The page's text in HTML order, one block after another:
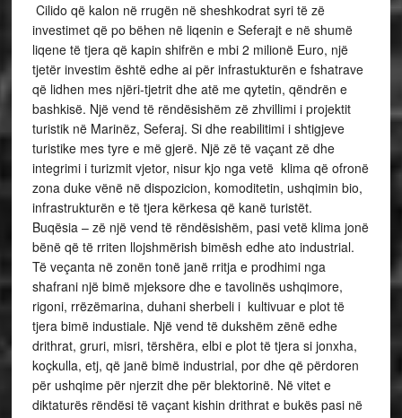
Cilido që kalon në rrugën në sheshkodrat syri të zë
investimet që po bëhen në liqenin e Seferajt e në shumë
liqene të tjera që kapin shifrën e mbi 2 milionë Euro, një
tjetër investim është edhe ai për infrastukturën e fshatrave
që lidhen mes njëri-tjetrit dhe atë me qytetin, qëndrën e
bashkisë. Një vend të rëndësishëm zë zhvillimi i projektit
turistik në Marinëz, Seferaj. Si dhe reabilitimi i shtigjeve
turistike mes tyre e më gjerë. Një zë të vaçant zë dhe
integrimi i turizmit vjetor, nisur kjo nga vetë klima që ofronë
zona duke vënë në dispozicion, komoditetin, ushqimin bio,
infrastrukturën e të tjera kërkesa që kanë turistët.
Buqësia – zë një vend të rëndësishëm, pasi vetë klima jonë
bënë që të rriten llojshmërish bimësh edhe ato industrial.
Të veçanta në zonën tonë janë rritja e prodhimi nga
shafrani një bimë mjeksore dhe e tavolinës ushqimore,
rigoni, rrëzëmarina, duhani sherbeli i kultivuar e plot të
tjera bimë industiale. Një vend të dukshëm zënë edhe
drithrat, gruri, misri, tërshëra, elbi e plot të tjera si jonxha,
koçkulla, etj, që janë bimë industrial, por dhe që përdoren
për ushqime për njerzit dhe për blektorinë. Në vitet e
diktaturës rëndësi të vaçant kishin drithrat e bukës pasi në